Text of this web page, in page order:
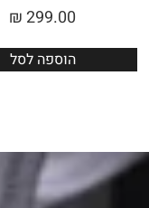
299.00
₪
הוספה לסל